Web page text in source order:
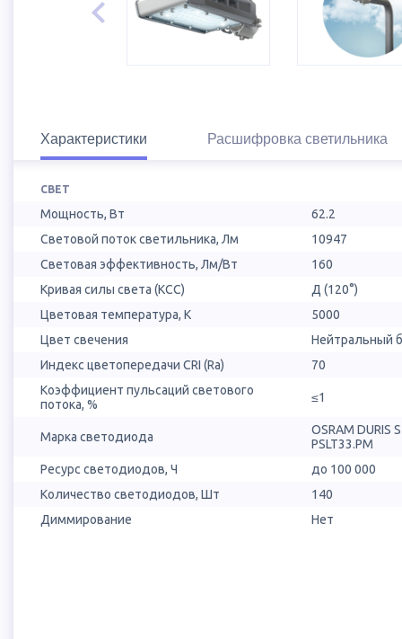
Характеристики Расшифровка светильника
СВЕТ
Мощность, Вт
62.2
Световой поток светильника, Лм
10947
Световая эффективность, Лм/Вт
160
Кривая силы света (КСС)
Д (120°)
Цветовая температура, К
5000
Цвет свечения
Нейтральный
Индекс цветопередачи CRI (Ra)
70
Коэффициент пульсаций светового
потока, %
≤1
Марка светодиода
OSRAM DURIS
PSLT33.PM
Ресурс светодиодов, Ч
до 100 000
Количество светодиодов, Шт
140
Диммирование
Нет